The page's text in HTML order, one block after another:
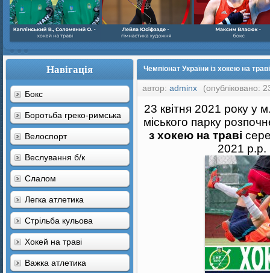
Навігація
Бокс
Боротьба греко-римська
Велоспорт
Веслування б/к
Cлалом
Легка атлетика
Стрільба кульова
Хокей на траві
Важка атлетика
Чемпіонат України із хокею на
автор: adminx (опубліковано:
23 квітня 2021 року у
міського парку
з хокею на траві
2021 р.р.